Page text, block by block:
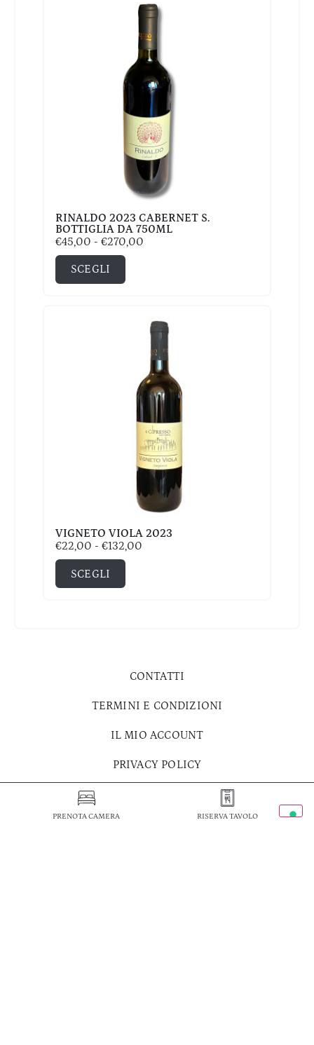
RINALDO 2023 CABERNET S.
BOTTIGLIA DA 750ML
€45,00 - €270,00
SCEGLI
VIGNETO VIOLA 2023
€22,00 - €132,00
SCEGLI
CONTATTI
TERMINI E CONDIZIONI
IL MIO ACCOUNT
PRIVACY POLICY
PRENOTA CAMERA RISERVA TAVOLO